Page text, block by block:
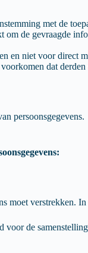
met de
de gevraagde
en niet voor direct
dat
moet verstrekken.
voor de